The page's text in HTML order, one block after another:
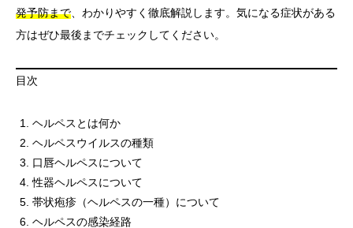
発予防まで 、わかりやすく徹底解説します。気になる症状がある
方はぜひ最後までチェックしてください。
目次
ヘルペスとは何か
ヘルペスウイルスの種類
口唇ヘルペスについて
性器ヘルペスについて
帯状疱疹（ヘルペスの一種）について
ヘルペスの感染経路